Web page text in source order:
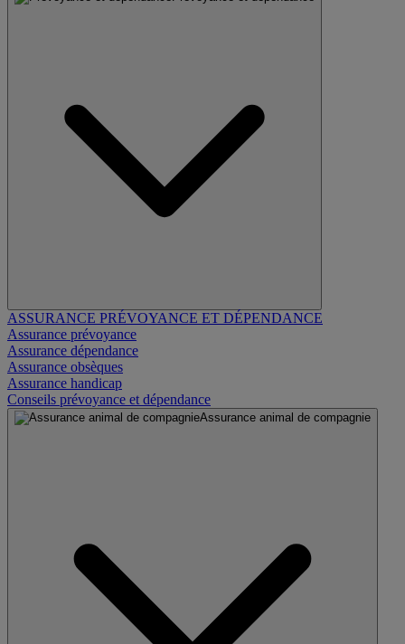
ASSURANCE PRÉVOYANCE ET DÉPENDANCE
Assurance prévoyance
Assurance dépendance
Assurance obsèques
Assurance handicap
Conseils prévoyance et dépendance
Assurance animal de compagnie